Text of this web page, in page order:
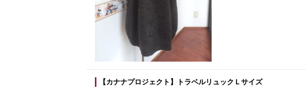
【カナナプロジェクト】トラベルリュックＬサイズ